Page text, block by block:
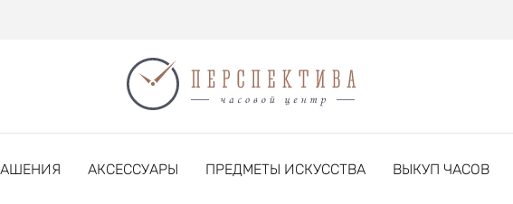
АКСЕССУАРЫ ПРЕДМЕТЫ ИСКУССТВА ВЫКУП ЧАСОВ